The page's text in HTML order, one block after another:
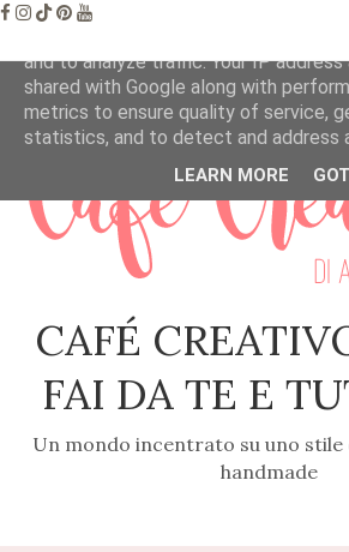
CAFÉ
FAI DA TE E
Un mondo incentrato su uno stile
handmade
This site uses cookies from Google
and to analyze traffic. Your IP
shared with Google along with
metrics to ensure quality of service,
statistics, and to detect and address
LEARN MORE